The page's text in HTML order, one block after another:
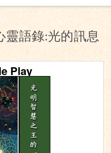
靈語錄:光的訊息
Play